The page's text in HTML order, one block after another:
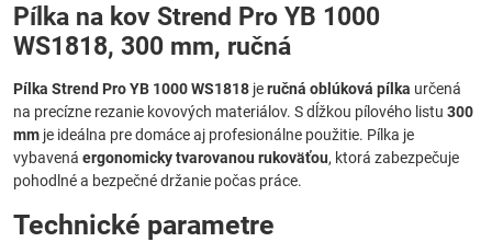
Pílka na kov Strend Pro YB 1000
WS1818, 300 mm, ručná
Pílka Strend Pro YB 1000 WS1818 jeručná oblúková pílka určená
na precízne rezanie kovových materiálov. S dĺžkou pílového listu 300
mm je ideálna pre domáce aj profesionálne použitie. Pílka je
vybavená ergonomicky tvarovanou rukoväťou, ktorá zabezpečuje
pohodlné a bezpečné držanie počas práce.
Technické parametre